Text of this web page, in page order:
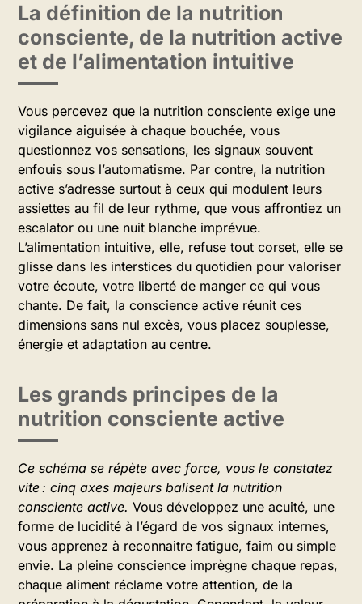
La définition de la nutrition
consciente, de la nutrition active
et de l’alimentation intuitive
Vous percevez que la nutrition consciente exige une
vigilance aiguisée à chaque bouchée, vous
questionnez vos sensations, les signaux souvent
enfouis sous l’automatisme. Par contre, la nutrition
active s’adresse surtout à ceux qui modulent leurs
assiettes au fil de leur rythme, que vous affrontiez un
escalator ou une nuit blanche imprévue.
L’alimentation intuitive, elle, refuse tout corset, elle se
glisse dans les interstices du quotidien pour valoriser
votre écoute, votre liberté de manger ce qui vous
chante. De fait, la conscience active réunit ces
dimensions sans nul excès, vous placez souplesse,
énergie et adaptation au centre.
Les grands principes de la
nutrition consciente active
Ce schéma se répète avec force, vous le constatez
vite : cinq axes majeurs balisent la nutrition
consciente active. Vous développez une acuité, une
forme de lucidité à l’égard de vos signaux internes,
vous apprenez à reconnaitre fatigue, faim ou simple
envie. La pleine conscience imprègne chaque repas,
chaque aliment réclame votre attention, de la